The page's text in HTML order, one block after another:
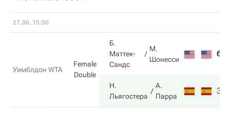
27.06, 15:00
Уимблдон WTA
Female
Double
Б.
Маттек-
Сандс
М.
Шонесси
6
Н.
Льягостера
А.
Парра
3